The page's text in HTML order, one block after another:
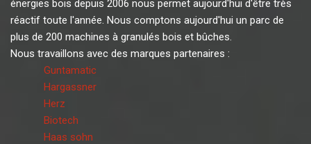
énergies bois depuis 2006 nous permet aujourd'hui d'être très
réactif toute l'année. Nous comptons aujourd'hui un parc de
plus de 200 machines à granulés bois et bûches.
Nous travaillons avec des marques partenaires :
Guntamatic
Hargassner
Herz
Biotech
Haas sohn